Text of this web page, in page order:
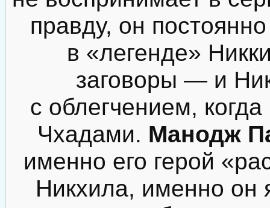
правду, он
в «легенде»
заговоры — и
с облегчением,
Чхадами. Манодж
именно его герой
Никхила, именно он